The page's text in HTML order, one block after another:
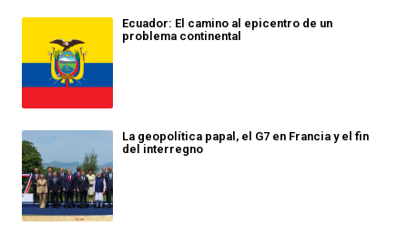
Ecuador: El camino al epicentro de un
problema continental
La geopolítica papal, el G7 en Francia y el fin
del interregno